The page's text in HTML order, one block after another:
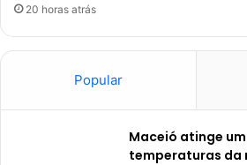
20 horas atrás
Popular
Maceió atinge
temperaturas da